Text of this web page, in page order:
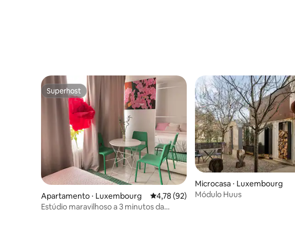
Superhost
Superhost
Apartamento ⋅ Luxembourg 4,78 de uma avaliação média de 5, 92
4,78 (92)
Estúdio maravilhoso a 3 minutos da
Microcasa ⋅ Luxembourg
Módulo Huus